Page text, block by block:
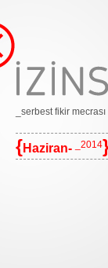
_serbest fikir mecrası
{Haziran- _2014